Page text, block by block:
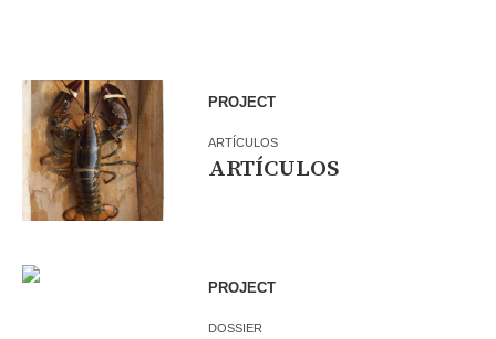
PROJECT
ARTÍCULOS
ARTÍCULOS
PROJECT
DOSSIER